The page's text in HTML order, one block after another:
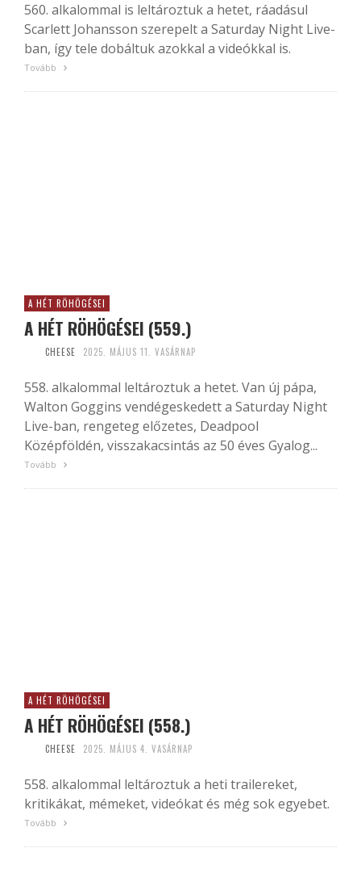
560. alkalommal is leltároztuk a hetet, ráadásul
Scarlett Johansson szerepelt a Saturday Night Live-
ban, így tele dobáltuk azokkal a videókkal is.
Tovább
A HÉT RÖHÖGÉSEI
A HÉT RÖHÖGÉSEI (559.)
CHEESE 2025. MÁJUS 11. VASÁRNAP
558. alkalommal leltároztuk a hetet. Van új pápa,
Walton Goggins vendégeskedett a Saturday Night
Live-ban, rengeteg előzetes, Deadpool
Középföldén, visszakacsintás az 50 éves Gyalog...
Tovább
A HÉT RÖHÖGÉSEI
A HÉT RÖHÖGÉSEI (558.)
CHEESE 2025. MÁJUS 4. VASÁRNAP
558. alkalommal leltároztuk a heti trailereket,
kritikákat, mémeket, videókat és még sok egyebet.
Tovább